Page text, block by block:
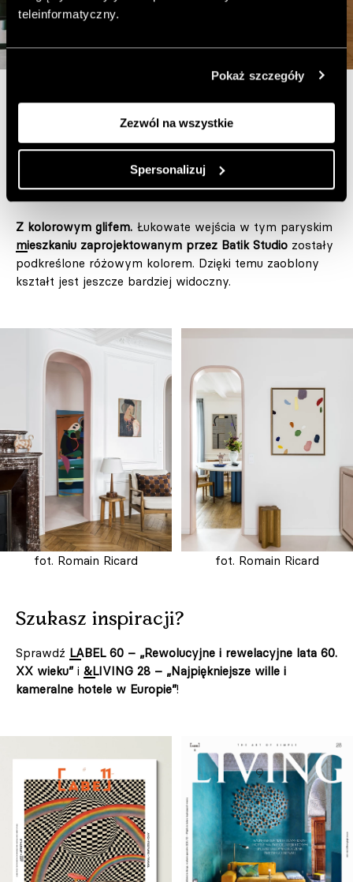
teleinformatyczny.
Pokaż szczegóły
Zezwól na wszystkie
Spersonalizuj
Fot. ZASOBY STUDIO
Płytką wnękę w tej kuchni projektu
Magdaleny Kwoczki z Finch Studiowypełniono
zielonymi, pionowo ułożonymi płytkami.
Z kolorowym glifem. Łukowate wejścia w tym paryskim
mieszkaniu zaprojektowanym przez Batik Studio zostały
podkreślone różowym kolorem. Dzięki temu zaoblony
kształt jest jeszcze bardziej widoczny.
fot. Romain Ricard fot. Romain Ricard
Szukasz inspiracji?
Sprawdź LABEL 60 – „Rewolucyjne i rewelacyjne lata 60.
XX wieku” i &LIVING 28 – „Najpiękniejsze wille i
kameralne hotele w Europie”!